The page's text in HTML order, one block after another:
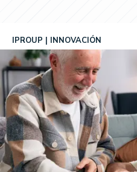
IPROUP INNOVACIÓN